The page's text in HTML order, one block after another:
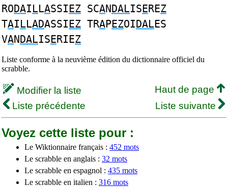
RODAILLASSIEZ SCANDALISEREZ
TAILLADASSIEZ TRAPEZOIDALES
VANDALISERIEZ
Liste conforme à la neuvième édition du dictionnaire officiel du
scrabble.
Modifier la liste
Haut de page
Liste précédente
Liste suivante
Voyez cette liste pour :
Le Wiktionnaire français : 452 mots
Le scrabble en anglais : 32 mots
Le scrabble en espagnol : 435 mots
Le scrabble en italien : 316 mots